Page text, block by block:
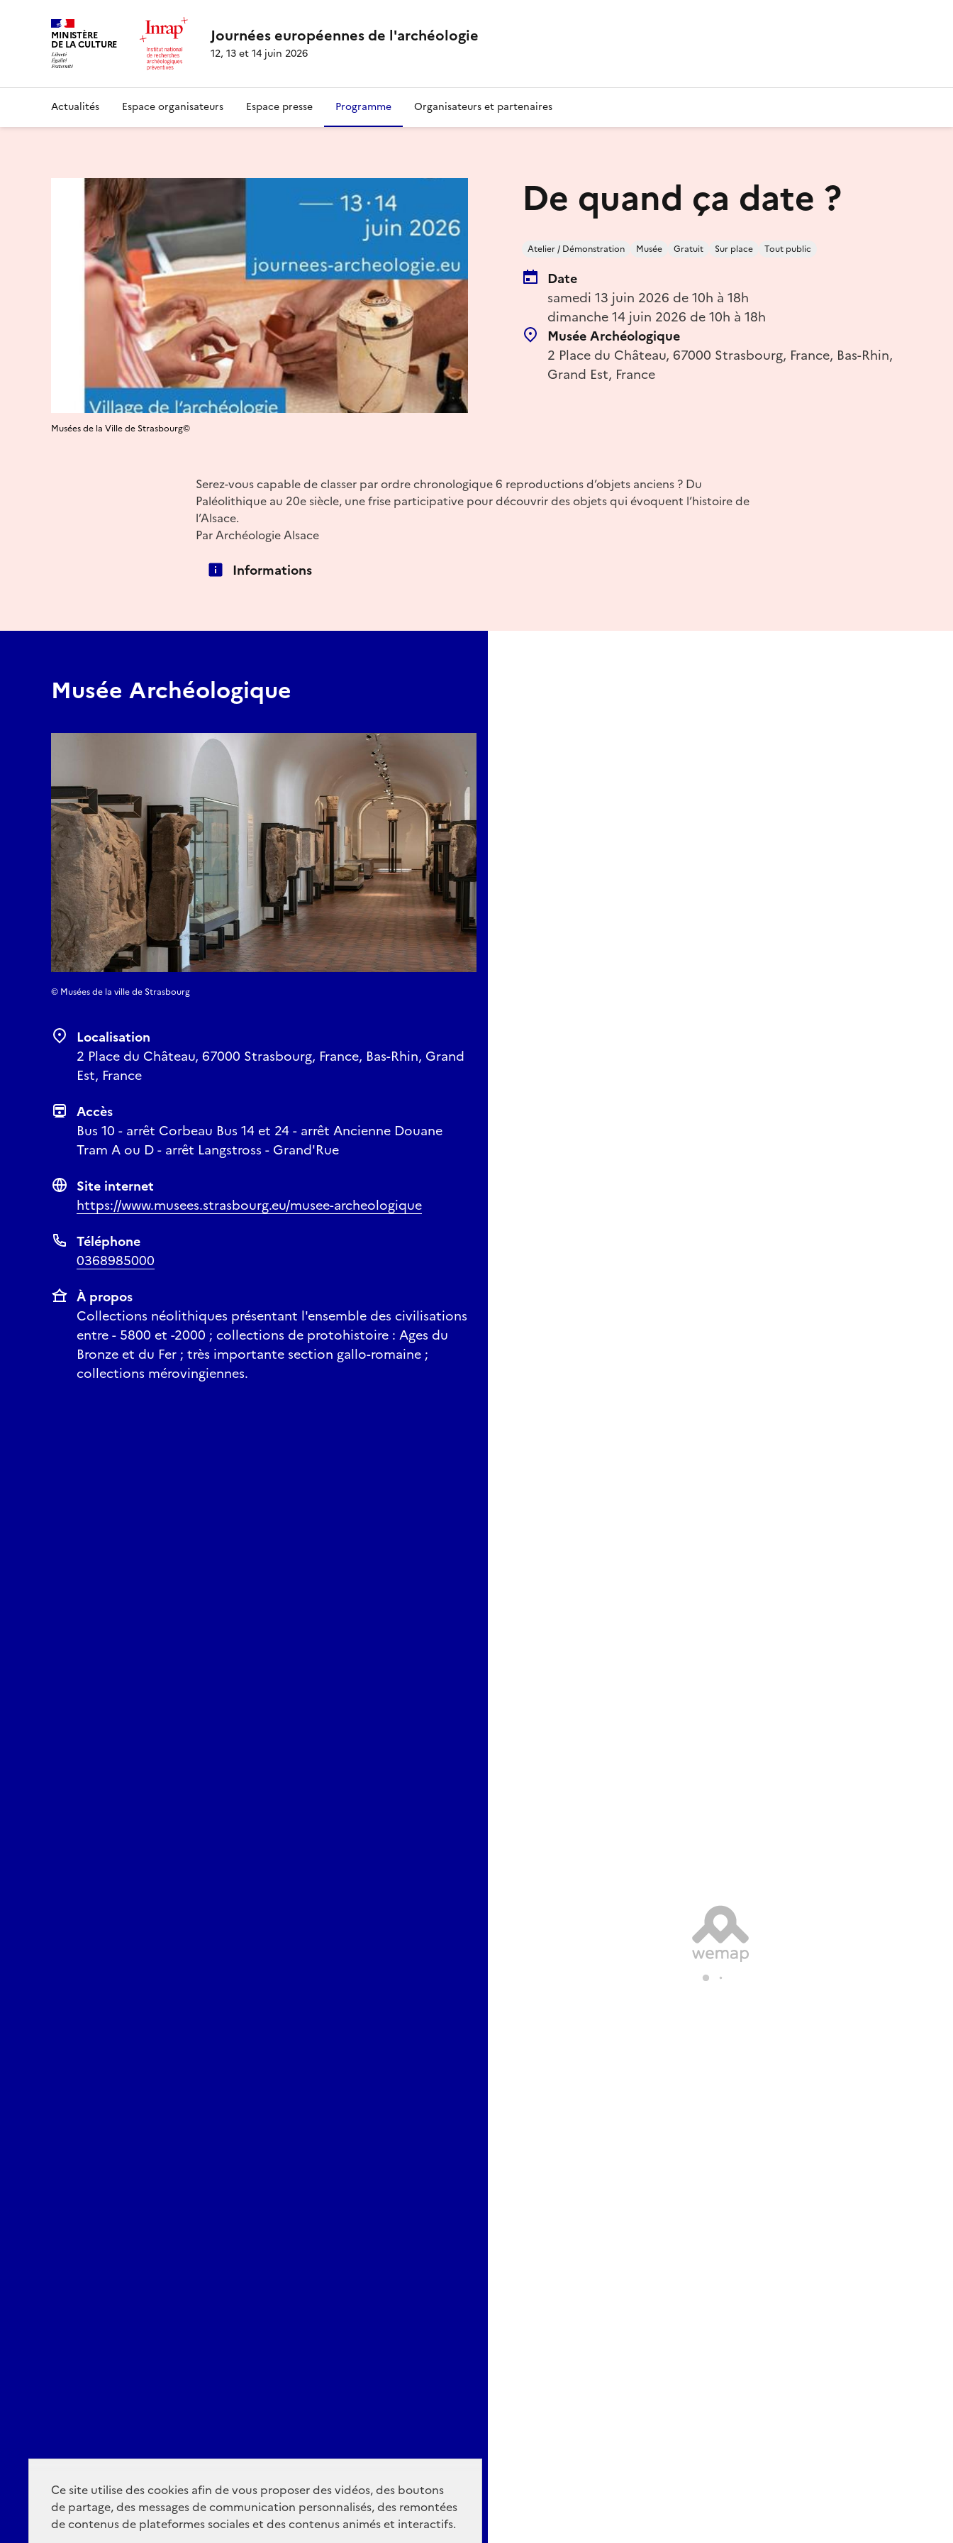
Ce site utilise des cookies afin de vous proposer des vidéos, des boutons
de partage, des messages de communication personnalisés, des remontées
de contenus de plateformes sociales et des contenus animés et interactifs.
MINISTÈRE
DE LA CULTURE Journées européennes de l'archéologie
12, 13 et 14 juin 2026
Actualités Espace organisateurs Espace presse Programme Organisateurs et partenaires
De quand ça date ?
Atelier / Démonstration Musée Gratuit Sur place Tout public
Date
samedi 13 juin 2026 de 10h à 18h
dimanche 14 juin 2026 de 10h à 18h
Musée Archéologique
2 Place du Château, 67000 Strasbourg, France, Bas-Rhin,
Grand Est, France
Musées de la Ville de Strasbourg©
Serez-vous capable de classer par ordre chronologique 6 reproductions d’objets anciens ? Du
Paléolithique au 20e siècle, une frise participative pour découvrir des objets qui évoquent l’histoire de
l’Alsace.
Par Archéologie Alsace
Informations
Musée Archéologique
© Musées de la ville de Strasbourg
Localisation
2 Place du Château, 67000 Strasbourg, France, Bas-Rhin, Grand
Est, France
Accès
Bus 10 - arrêt Corbeau Bus 14 et 24 - arrêt Ancienne Douane
Tram A ou D - arrêt Langstross - Grand'Rue
Site internet
https://www.musees.strasbourg.eu/musee-archeologique
Téléphone
0368985000
À propos
Collections néolithiques présentant l'ensemble des civilisations
entre - 5800 et -2000 ; collections de protohistoire : Ages du
Bronze et du Fer ; très importante section gallo-romaine ;
collections mérovingiennes.